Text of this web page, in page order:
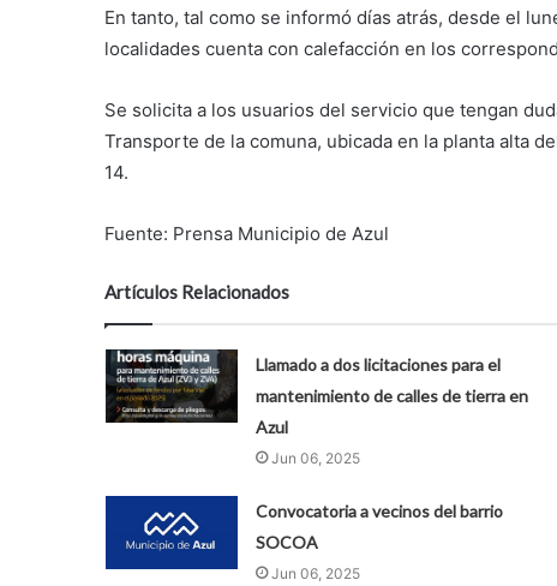
En tanto, tal como se informó días atrás, desde el
localidades cuenta con calefacción en los
Se solicita a los usuarios del servicio que tengan
Transporte de la comuna, ubicada en la planta alta
14.
Fuente: Prensa Municipio de Azul
Artículos Relacionados
Llamado a dos licitaciones para el
mantenimiento de calles de tierra en
Azul
Jun 06, 2025
Convocatoria a vecinos del barrio
SOCOA
Jun 06, 2025